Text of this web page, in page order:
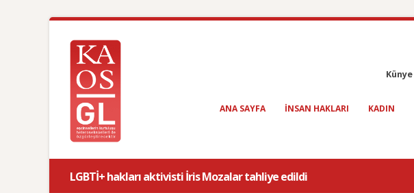
Künye
ANA SAYFA INSAN HAKLARI KADIN
LGBTİ+ hakları aktivisti İris Mozalar tahliye edildi